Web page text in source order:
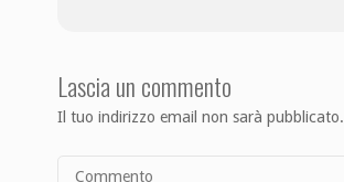
Lascia un commento
Il tuo indirizzo email non sarà pubblicato.